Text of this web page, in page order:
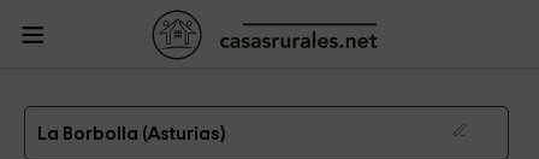
Casas Rurales
Borbolla
Las 2 mejores casas rurales en La Borbolla de 2026
La Borbolla (Asturias)